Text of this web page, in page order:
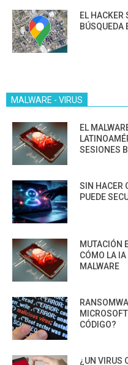
EL HACKER
BÚSQUEDA
MALWARE - VIRUS
EL
SESIONES
SIN HACER
PUEDE
MUTACIÓN
CÓMO LA
MALWARE
CÓDIGO?
¿UN VIRUS